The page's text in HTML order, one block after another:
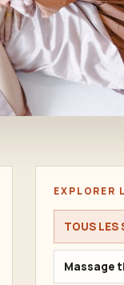
EXPLORER
TOUS LES
Massage